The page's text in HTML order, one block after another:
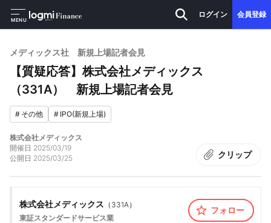
MENU
ログイン 会員登録
メディックス社 新規上場記者会見
【質疑応答】株式会社メディックス
（331A） 新規上場記者会見
# その他 # IPO(新規上場)
株式会社メディックス
開催日 2025/03/19
公開日 2025/03/25 クリップ
株式会社メディックス （ 331A）
東証スタンダードサービス業
フォロー